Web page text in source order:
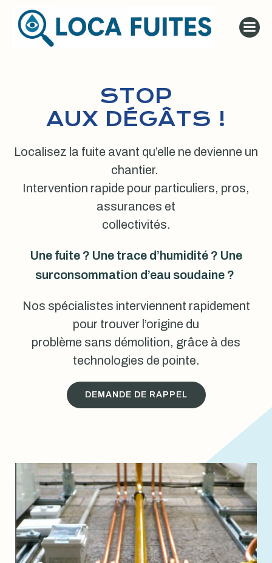
au
contenu
STOP
AUX DÉGÂTS !
Localisez la fuite avant qu’elle ne devienne un
chantier.
Intervention rapide pour particuliers, pros,
assurances et
collectivités.
Une fuite ? Une trace d’humidité ? Une
surconsommation d’eau soudaine ?
Nos spécialistes interviennent rapidement
pour trouver l’origine du
problème sans démolition, grâce à des
technologies de pointe.
DEMANDE DE RAPPEL